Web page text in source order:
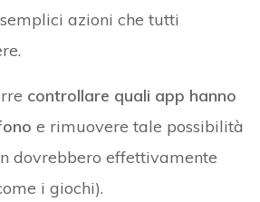
azioni che tutti
controllare quali app hanno
e rimuovere tale possibilità
dovrebbero effettivamente
i giochi).